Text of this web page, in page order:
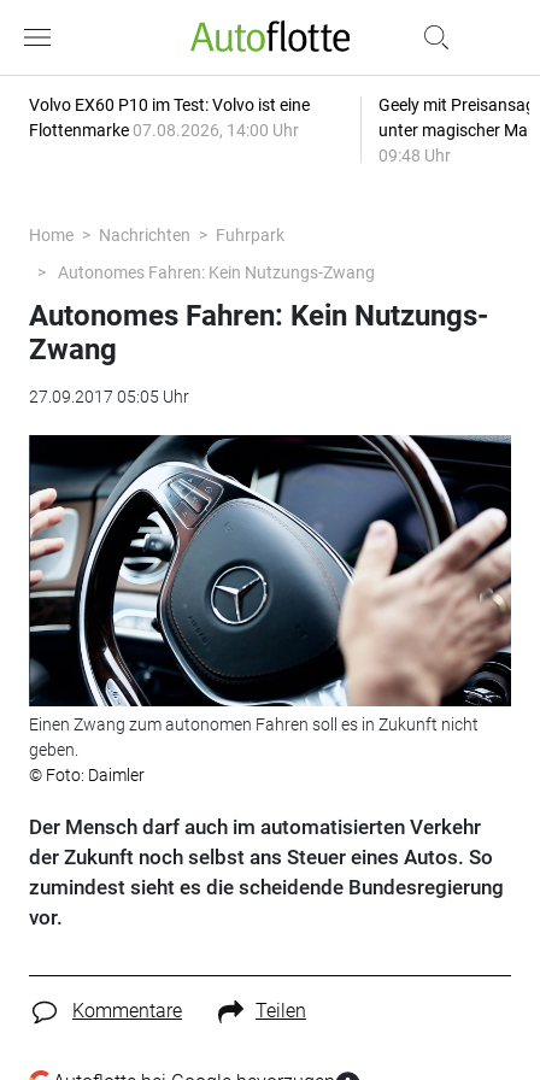
Volvo EX60 P10 im Test: Volvo ist eine
Flottenmarke 07.08.2026, 14:00 Uhr
Geely mit
unter magischer
09:48 Uhr
Home Nachrichten
Fuhrpark
Autonomes Fahren: Kein Nutzungs-Zwang
Autonomes Fahren: Kein Nutzungs-
Zwang
27.09.2017 05:05 Uhr
Einen Zwang zum autonomen Fahren soll es in Zukunft nicht
geben.
© Foto: Daimler
Der Mensch darf auch im automatisierten Verkehr
der Zukunft noch selbst ans Steuer eines Autos. So
zumindest sieht es die scheidende Bundesregierung
vor.
Kommentare Teilen